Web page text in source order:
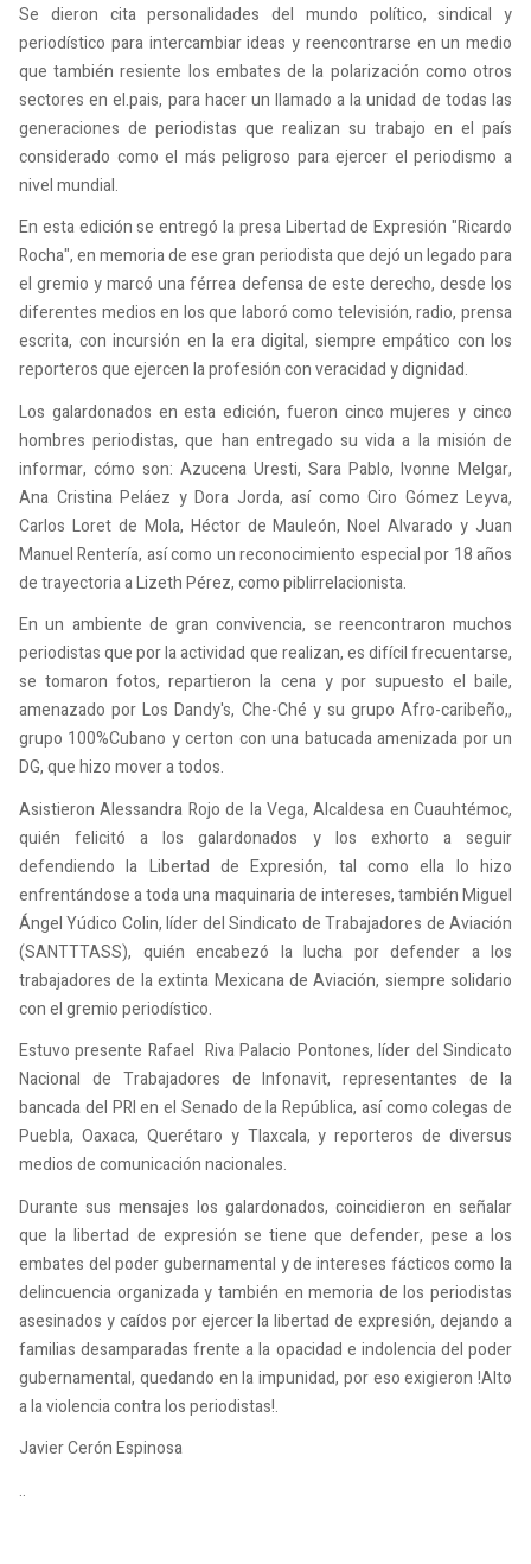
Se dieron cita personalidades del mundo político, sindical y
periodístico para intercambiar ideas y reencontrarse en un medio
que también resiente los embates de la polarización como otros
sectores en el.pais, para hacer un llamado a la unidad de todas las
generaciones de periodistas que realizan su trabajo en el país
considerado como el más peligroso para ejercer el periodismo a
nivel mundial.
En esta edición se entregó la presa Libertad de Expresión "Ricardo
Rocha", en memoria de ese gran periodista que dejó un legado para
el gremio y marcó una férrea defensa de este derecho, desde los
diferentes medios en los que laboró como televisión, radio, prensa
escrita, con incursión en la era digital, siempre empático con los
reporteros que ejercen la profesión con veracidad y dignidad.
Los galardonados en esta edición, fueron cinco mujeres y cinco
hombres periodistas, que han entregado su vida a la misión de
informar, cómo son: Azucena Uresti, Sara Pablo, Ivonne Melgar,
Ana Cristina Peláez y Dora Jorda, así como Ciro Gómez Leyva,
Carlos Loret de Mola, Héctor de Mauleón, Noel Alvarado y Juan
Manuel Rentería, así como un reconocimiento especial por 18 años
de trayectoria a Lizeth Pérez, como piblirrelacionista.
En un ambiente de gran convivencia, se reencontraron muchos
periodistas que por la actividad que realizan, es difícil frecuentarse,
se tomaron fotos, repartieron la cena y por supuesto el baile,
amenazado por Los Dandy's, Che-Ché y su grupo Afro-caribeño,,
grupo 100%Cubano y certon con una batucada amenizada por un
DG, que hizo mover a todos.
Asistieron Alessandra Rojo de la Vega, Alcaldesa en Cuauhtémoc,
quién felicitó a los galardonados y los exhorto a seguir
defendiendo la Libertad de Expresión, tal como ella lo hizo
enfrentándose a toda una maquinaria de intereses, también Miguel
Ángel Yúdico Colin, líder del Sindicato de Trabajadores de Aviación
(SANTTTASS), quién encabezó la lucha por defender a los
trabajadores de la extinta Mexicana de Aviación, siempre solidario
con el gremio periodístico.
Estuvo presente Rafael Riva Palacio Pontones, líder del Sindicato
Nacional de Trabajadores de Infonavit, representantes de la
bancada del PRI en el Senado de la República, así como colegas de
Puebla, Oaxaca, Querétaro y Tlaxcala, y reporteros de diversus
medios de comunicación nacionales.
Durante sus mensajes los galardonados, coincidieron en señalar
que la libertad de expresión se tiene que defender, pese a los
embates del poder gubernamental y de intereses fácticos como la
delincuencia organizada y también en memoria de los periodistas
asesinados y caídos por ejercer la libertad de expresión, dejando a
familias desamparadas frente a la opacidad e indolencia del poder
gubernamental, quedando en la impunidad, por eso exigieron !Alto
a la violencia contra los periodistas!.
Javier Cerón Espinosa
..